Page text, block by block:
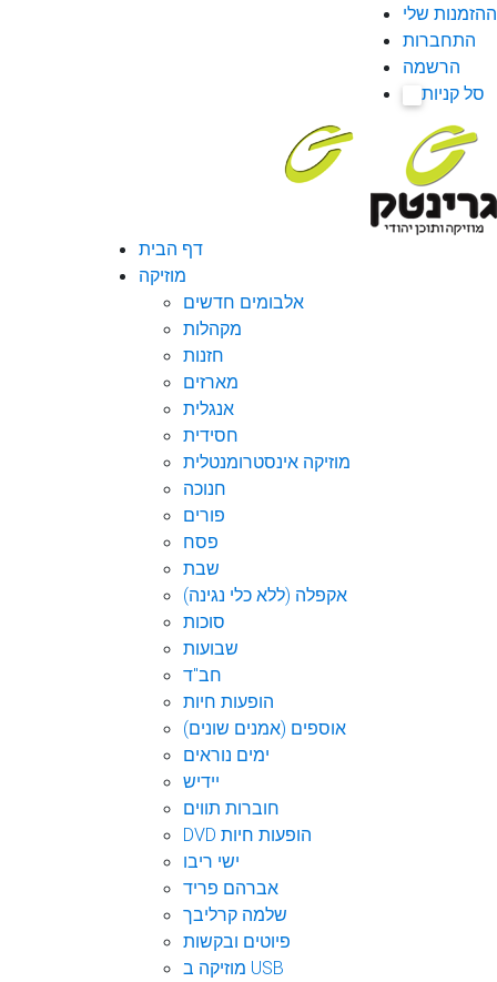
ההזמנות שלי
התחברות
הרשמה
סל קניות
דף הבית
מוזיקה
אלבומים חדשים
מקהלות
חזנות
מארזים
אנגלית
חסידית
מוזיקה אינסטרומנטלית
חנוכה
פורים
פסח
שבת
אקפלה (ללא כלי נגינה)
סוכות
שבועות
חב"ד
הופעות חיות
אוספים (אמנים שונים)
ימים נוראים
יידיש
חוברות תווים
DVD הופעות חיות
ישי ריבו
אברהם פריד
שלמה קרליבך
פיוטים ובקשות
מוזיקה ב USB